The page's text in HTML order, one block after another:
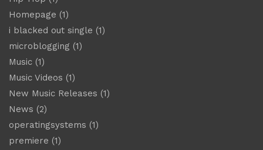
Homepage (1)
i blacked out single (1)
microblogging (1)
Music (1)
Music Videos (1)
New Music Releases (1)
News (2)
operatingsystems (1)
premiere (1)